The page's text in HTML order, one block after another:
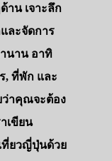
าน เจาะลึก
ละจัดการ
นาน อาทิ
, ที่พัก และ
ว่าคุณจะต้อง
เขียน
ที่ยวญี่ปุ่นด้วย